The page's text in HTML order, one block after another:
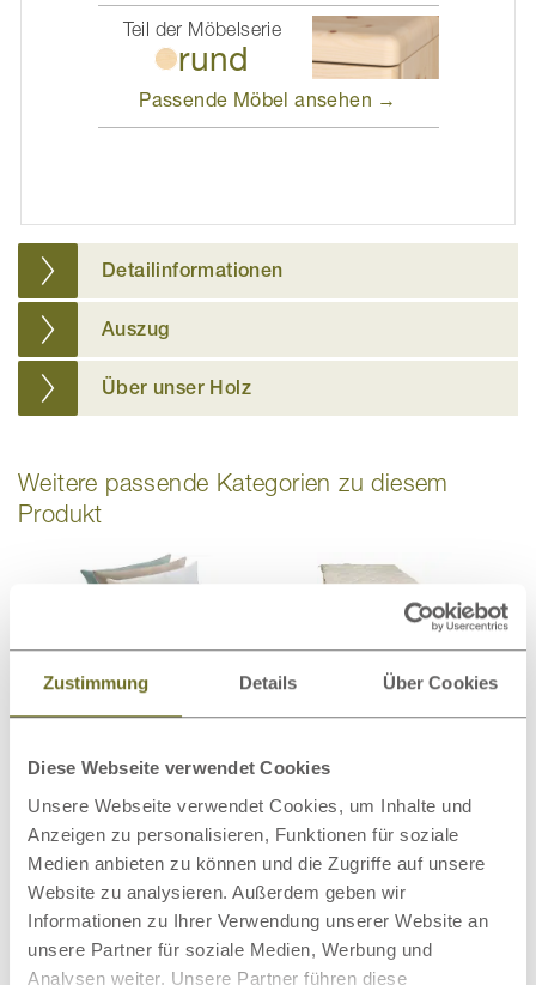
Zustimmung Details Über Cookies
Diese Webseite verwendet Cookies
Unsere Webseite verwendet Cookies, um Inhalte und
Anzeigen zu personalisieren, Funktionen für soziale
Medien anbieten zu können und die Zugriffe auf unsere
Website zu analysieren. Außerdem geben wir
Informationen zu Ihrer Verwendung unserer Website an
unsere Partner für soziale Medien, Werbung und
Analysen weiter. Unsere Partner führen diese
Teil der Möbelserie
rund
Passende Möbelansehen →
Detailinformationen
Auszug
Über unser Holz
Weitere passende Kategorien zu diesem
Produkt
Bio-Bettwäsche Bettdecken
Matratzenschoner Wollteppiche